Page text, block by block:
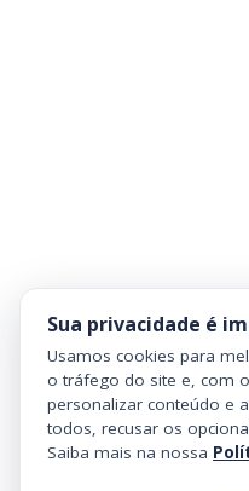
Sua privacidade é
Usamos cookies para
o tráfego do site e, com
personalizar conteúdo e
todos, recusar os
Saiba mais na nossa